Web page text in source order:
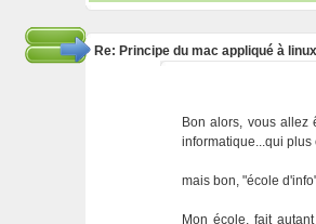
Re: Principe du mac appliqué à linux
Bon alors, vous allez
informatique...qui
mais bon, "école
Mon école, fait